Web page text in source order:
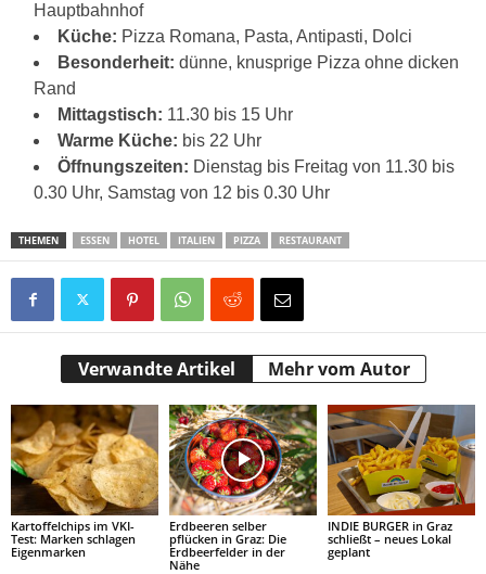
Hauptbahnhof
Küche: Pizza Romana, Pasta, Antipasti, Dolci
Besonderheit: dünne, knusprige Pizza ohne dicken
Rand
Mittagstisch: 11.30 bis 15 Uhr
Warme Küche: bis 22 Uhr
Öffnungszeiten: Dienstag bis Freitag von 11.30 bis
0.30 Uhr, Samstag von 12 bis 0.30 Uhr
THEMEN ESSEN HOTEL ITALIEN PIZZA RESTAURANT
Verwandte Artikel Mehr vom Autor
Kartoffelchips im VKI-
Test: Marken schlagen
Eigenmarken
Erdbeeren selber
pflücken in Graz: Die
Erdbeerfelder in der
Nähe
INDIE BURGER in Graz
schließt – neues Lokal
geplant